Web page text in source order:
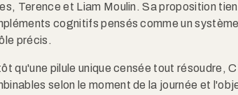
Terence et Liam Moulin. Sa proposition
cognitifs pensés comme un
précis.
qu'une pilule unique censée tout résoudre,
selon le moment de la journée et